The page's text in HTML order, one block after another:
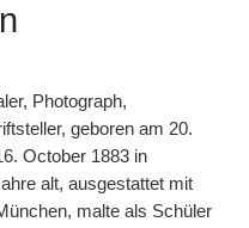
Photograph,
geboren am 20.
October 1883 in
alt, ausgestattet mit
malte als Schüler